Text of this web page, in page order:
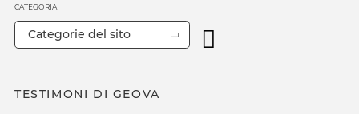
TESTIMONI DI GEOVA
CATEGORIA
Categorie del sito